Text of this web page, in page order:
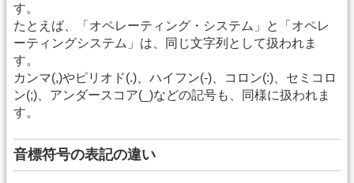
す。
たとえば、「オペレーティング・システム」と「オペレ
ーティングシステム」は、同じ文字列として扱われま
す。
カンマ(,)やピリオド(.)、ハイフン(-)、コロン(:)、セミコロ
ン(;)、アンダースコア(_)などの記号も、同様に扱われま
す。
音標符号の表記の違い